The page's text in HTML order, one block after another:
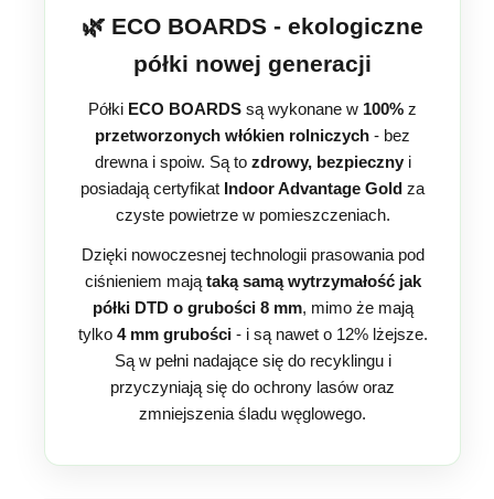
🌿 ECO BOARDS - ekologiczne
półki nowej generacji
Półki ECO BOARDS są wykonane w 100% z
przetworzonych włókien rolniczych - bez
drewna i spoiw. Są to zdrowy, bezpiecznyi
posiadają certyfikat Indoor Advantage Gold za
czyste powietrze w pomieszczeniach.
Dzięki nowoczesnej technologii prasowania pod
ciśnieniem mają taką samą wytrzymałość jak
półki DTD o grubości 8 mm, mimo że mają
tylko 4 mm grubości- i są nawet o 12% lżejsze.
Są w pełni nadające się do recyklingu i
przyczyniają się do ochrony lasów oraz
zmniejszenia śladu węglowego.